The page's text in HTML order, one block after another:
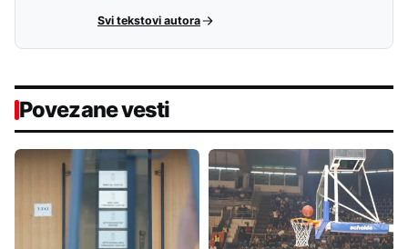
Svi tekstovi autora
Povezane vesti